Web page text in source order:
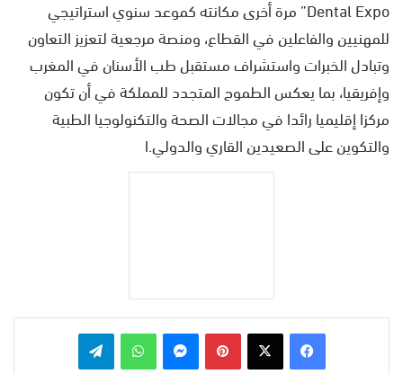
Dental Expo” مرة أخرى مكانته كموعد سنوي استراتيجي
للمهنيين والفاعلين في القطاع، ومنصة مرجعية لتعزيز التعاون
وتبادل الخبرات واستشراف مستقبل طب الأسنان في المغرب
وإفريقيا، بما يعكس الطموح المتجدد للمملكة في أن تكون
مركزا إقليميا رائدا في مجالات الصحة والتكنولوجيا الطبية
والتكوين على الصعيدين القاري والدولي.ا
بينتيريست واتساب